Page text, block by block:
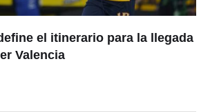
el itinerario para la llegada
Valencia